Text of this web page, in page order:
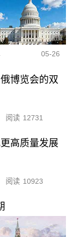
05-26
博览会的双
阅读 12731
高质量发展
阅读 10923